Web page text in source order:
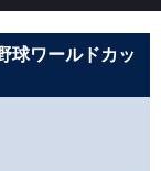
球ワールドカッ